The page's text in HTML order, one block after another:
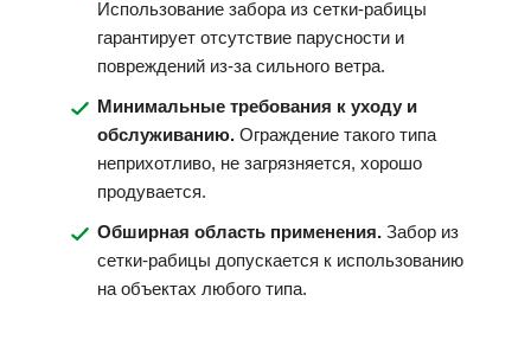
Использование забора из сетки-рабицы
гарантирует отсутствие парусности и
повреждений из-за сильного ветра.
Минимальные требования к уходу и
обслуживанию. Ограждение такого типа
неприхотливо, не загрязняется, хорошо
продувается.
Обширная область применения. Забор из
сетки-рабицы допускается к использованию
на объектах любого типа.